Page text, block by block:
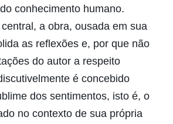
conhecimento humano.
a obra, ousada em sua
as reflexões e, por que não
do autor a respeito
é concebido
dos sentimentos, isto é, o
no contexto de sua própria